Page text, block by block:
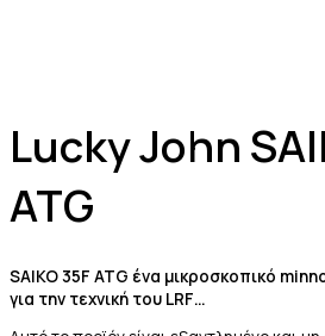
Lucky John
ATG
SAIKO 35F ATG ένα μικροσκοπικό
για την τεχνική του LRF…